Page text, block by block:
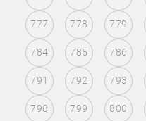
777 778 779
784 785 786
791 792 793
798 799 800